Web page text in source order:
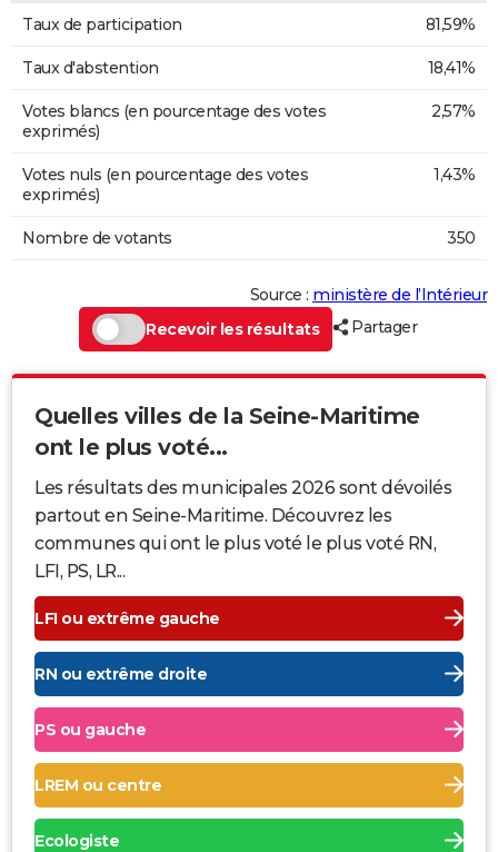
Taux de participation 81,59%
Taux d'abstention 18,41%
Votes blancs (en pourcentage des votes
exprimés)
2,57%
Votes nuls (en pourcentage des votes
exprimés)
1,43%
Nombre de votants 350
Source : ministère de l’Intérieur
Recevoir les résultats
Partager
Quelles villes de la Seine-Maritime
ont le plus voté...
Les résultats des municipales 2026 sont dévoilés
partout en Seine-Maritime. Découvrez les
communes qui ont le plus voté le plus voté RN,
LFI, PS, LR...
LFI ou extrême gauche
RN ou extrême droite
PS ou gauche
LREM ou centre
Ecologiste